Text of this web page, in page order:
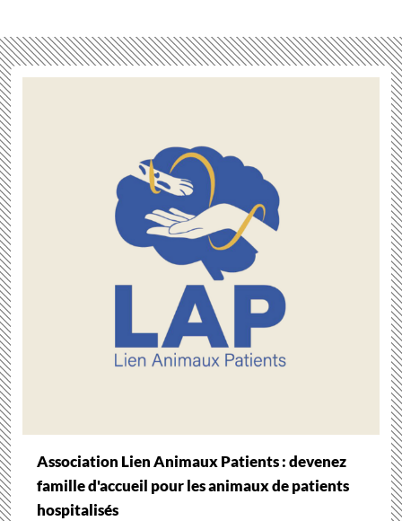
Association Lien Animaux Patients : devenez
famille d'accueil pour les animaux de patients
hospitalisés